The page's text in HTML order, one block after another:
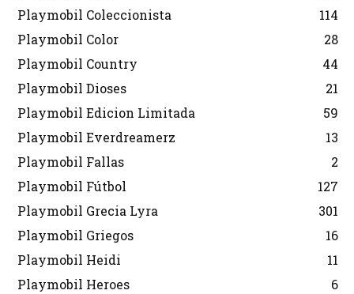
Playmobil Coleccionista
114
Playmobil Color
28
Playmobil Country
44
Playmobil Dioses
21
Playmobil Edicion Limitada
59
Playmobil Everdreamerz
13
Playmobil Fallas
2
Playmobil Fútbol
127
Playmobil Grecia Lyra
301
Playmobil Griegos
16
Playmobil Heidi
11
Playmobil Heroes
6